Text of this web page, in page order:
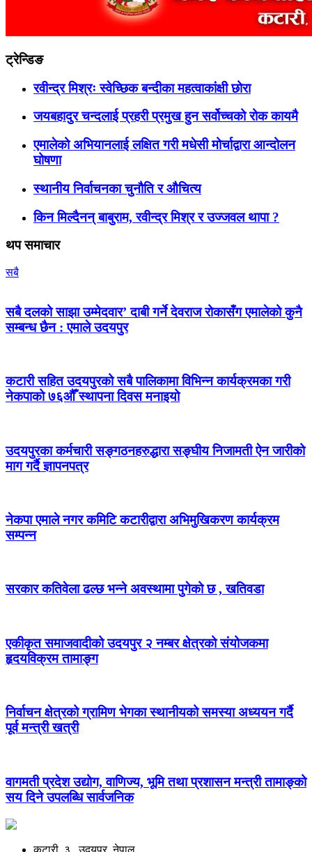
ट्रेन्डिङ
रवीन्द्र मिश्रः स्वेच्छिक बन्दीका महत्वाकांक्षी छोरा
जयबहादुर चन्दलाई प्रहरी प्रमुख हुन सर्वोच्चको रोक कायमै
एमालेको अभियानलाई लक्षित गरी मधेसी मोर्चाद्वारा आन्दोलन
घोषणा
स्थानीय निर्वाचनका चुनौति र औचित्य
किन मिल्दैनन् बाबुराम, रवीन्द्र मिश्र र उज्जवल थापा ?
थप समाचार
सबै
सबै दलको साझा उम्मेदवार’ दाबी गर्ने देवराज रोकासँग एमालेको कुनै
सम्बन्ध छैन : एमाले उदयपुर
कटारी सहित उदयपुरको सबै पालिकामा विभिन्न कार्यक्रमका गरी
नेकपाको ७६औँ स्थापना दिवस मनाइयो
उदयपुरका कर्मचारी सङ्गठनहरुद्धारा सङ्घीय निजामती ऐन जारीको
माग गर्दै ज्ञापनपत्र
नेकपा एमाले नगर कमिटि कटारीद्वारा अभिमुखिकरण कार्यक्रम
सम्पन्न
सरकार कतिवेला ढल्छ भन्ने अवस्थामा पुगेको छ , खतिवडा
एकीकृत समाजवादीको उदयपुर २ नम्बर क्षेत्रको संयोजकमा
हृदयविक्रम तामाङ्ग
निर्वाचन क्षेत्रको ग्रामिण भेगका स्थानीयको समस्या अध्ययन गर्दै
पूर्व मन्त्री खत्री
वागमती प्रदेश उद्योग, वाणिज्य, भूमि तथा प्रशासन मन्त्री तामाङ्को
सय दिने उपलब्धि सार्वजनिक
कटारी, ३ , उदयपुर, नेपाल